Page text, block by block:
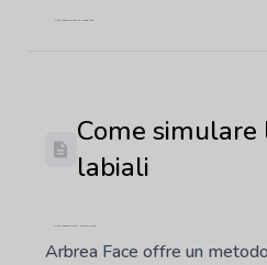
Ultimo aggiornamento: 29 maggio 2026
Come
labiali
Ultimo aggiornamento: 7 novembre 2025
Arbrea Face offre un